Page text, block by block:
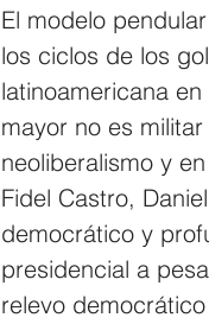
El modelo
los ciclos de los
latinoamericana
mayor no es
neoliberalismo y
Fidel Castro,
democrático y
presidencial a
relevo